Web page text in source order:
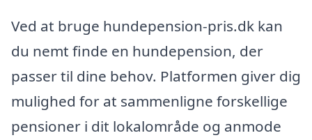
Ved at bruge hundepension-pris.dk kan
du nemt finde en hundepension, der
passer til dine behov. Platformen giver dig
mulighed for at sammenligne forskellige
pensioner i dit lokalområde og anmode